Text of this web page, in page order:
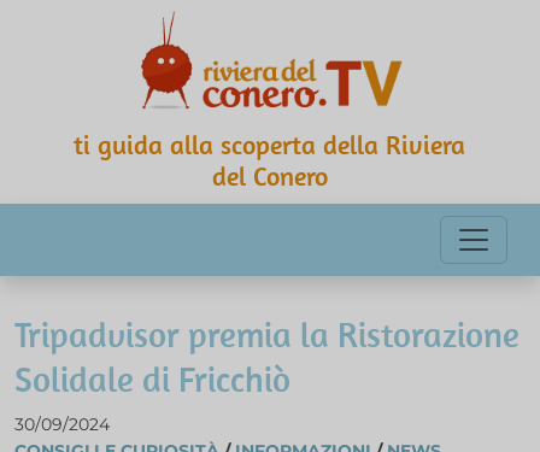
ti guida alla scoperta della Riviera
del Conero
Tripadvisor premia la Ristorazione
Solidale di Fricchiò
30/09/2024